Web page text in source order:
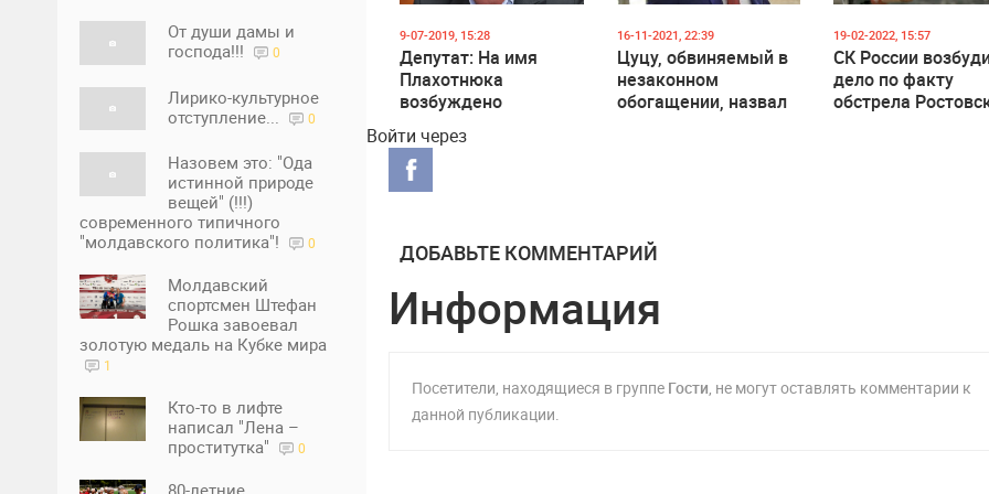
От души дамы и
господа!!!
0
Лирико-культурное
отступление...
0
Назовем это: "Ода
истинной природе
вещей" (!!!)
современного типичного
"молдавского политика"!
0
Молдавский
спортсмен Штефан
Рошка завоевал
золотую медаль на Кубке мира
1
Кто-то в лифте
написал "Лена –
проститутка"
0
9-07-2019, 15:28
Депутат: На имя
Плахотнюка
возбуждено
Швейцарии
16-11-2021, 22:39
Цуцу, обвиняемый в
незаконном
обогащении, назвал
19-02-2022, 15:57
СК России
дело по факту
обстрела
Войти через
ДОБАВЬТЕ КОММЕНТАРИЙ
Информация
Посетители, находящиеся в группе Гости , не могут оставлять комментарии к
данной публикации.